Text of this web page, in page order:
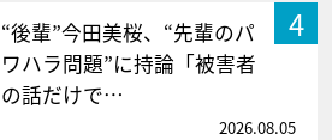
4
“後輩”今田美桜、“先輩のパ
ワハラ問題”に持論「被害者
の話だけで…
2026.08.05